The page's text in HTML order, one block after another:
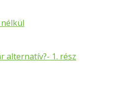
alternatív?- 1. rész